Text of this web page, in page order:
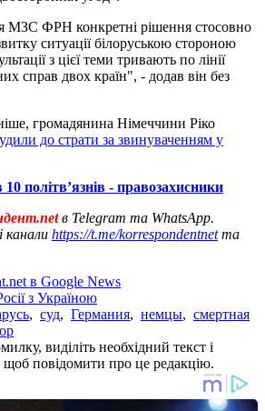
МЗС ФРН конкретні рішення стосовно
ситуації білоруською стороною
з цієї теми тривають по лінії
справ двох країн", - додав він без
громадянина Німеччини Ріко
до страти за звинуваченням у
політв’язнів - правозахисники
в Telegram та WhatsApp.
канали https://t.me/korrespondentnetта
в Google News
з Україною
, суд, Германия, немцы, смертная
виділіть необхідний текст і
щоб повідомити про це редакцію.